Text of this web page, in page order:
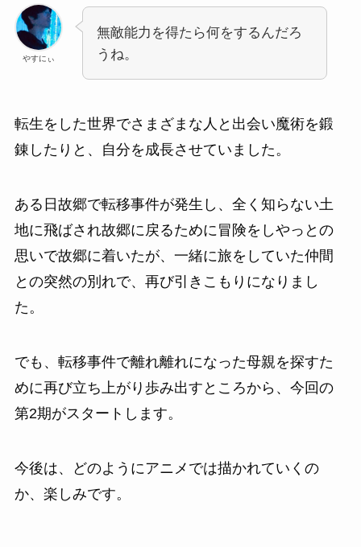
やすにぃ
無敵能力を得たら何をするんだろ
うね。
転生をした世界でさまざまな人と出会い魔術を鍛
錬したりと、自分を成長させていました。
ある日故郷で転移事件が発生し、全く知らない土
地に飛ばされ故郷に戻るために冒険をしやっとの
思いで故郷に着いたが、一緒に旅をしていた仲間
との突然の別れで、再び引きこもりになりまし
た。
でも、転移事件で離れ離れになった母親を探すた
めに再び立ち上がり歩み出すところから、今回の
第2期がスタートします。
今後は、どのようにアニメでは描かれていくの
か、楽しみです。